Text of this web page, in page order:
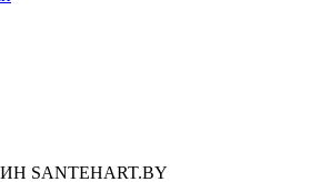
SANTEHART.BY